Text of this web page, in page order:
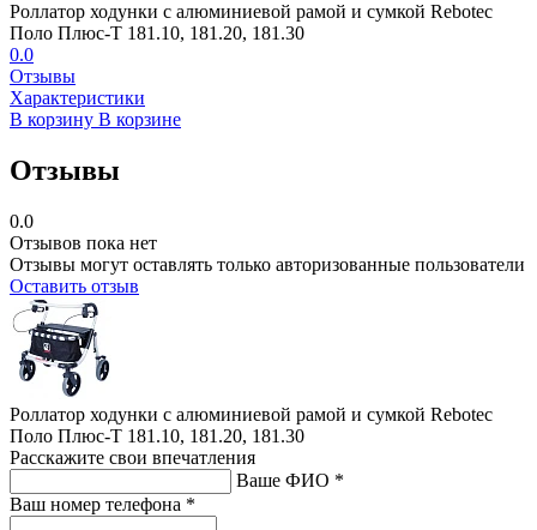
Роллатор ходунки с алюминиевой рамой и сумкой Rebotec
Поло Плюс-Т 181.10, 181.20, 181.30
0.0
Отзывы
Характеристики
В корзину В корзине
Отзывы
0.0
Отзывов пока нет
Отзывы могут оставлять только авторизованные пользователи
Оставить отзыв
Роллатор ходунки с алюминиевой рамой и сумкой Rebotec
Поло Плюс-Т 181.10, 181.20, 181.30
Расскажите свои впечатления
Ваше ФИО *
Ваш номер телефона *